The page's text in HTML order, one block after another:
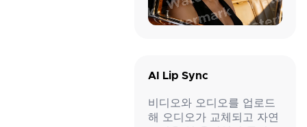
AI Lip Sync
비디오와 오디오를 업로드
해 오디오가 교체되고 자연